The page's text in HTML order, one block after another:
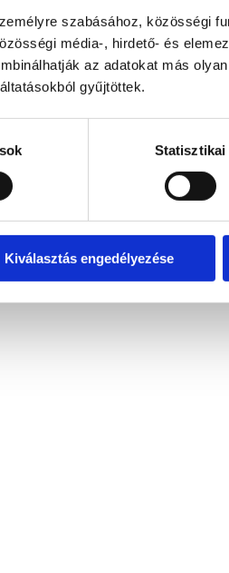
szabásához, közösségi
média-, hirdető- és
az adatokat más
gyűjtöttek.
Statisztikai
Kiválasztás engedélyezése